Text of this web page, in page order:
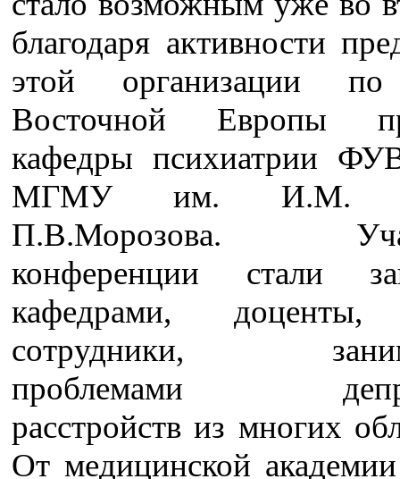
благодаря активности
этой организации по
Восточной Европы
кафедры психиатрии
МГМУ им. И.М.
П.В.Морозова.
конференции стали
кафедрами, доценты,
сотрудники,
проблемами
расстройств из многих
От медицинской